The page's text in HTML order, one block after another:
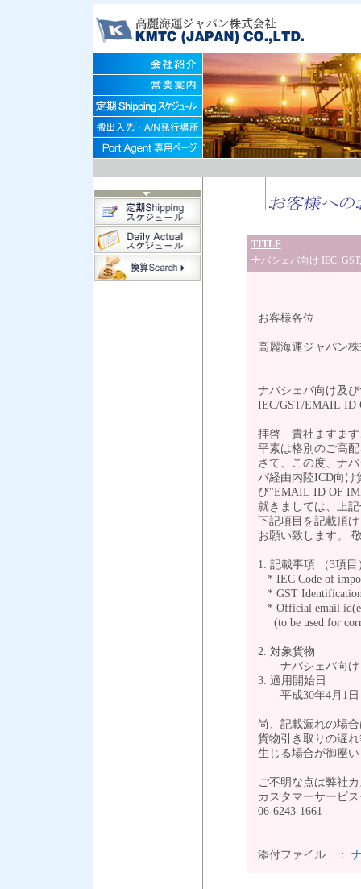
TITLE
ナバシェバ向け IEC,
お客様各位
高麗海運ジャパン
ナバシェバ向け及
IEC/GST/EMAIL ID
拝啓 貴社ますます
平素は格別のご高
さて、この度、ナ
バ経由内陸ICD向
び"EMAIL ID OF
就きましては、上
下記項目を記載頂
お願い致します。
1. 記載事項 （3項目
* IEC Code of
* GST
* Official email
(to be used for
2. 対象貨物
ナバシェバ向け
3. 適用開始日
平成30年4月1日
尚、記載漏れの場
貨物引き取りの遅
生じる場合が御座
ご不明な点は弊社
カスタマーサービ
06-
添付ファイル ：